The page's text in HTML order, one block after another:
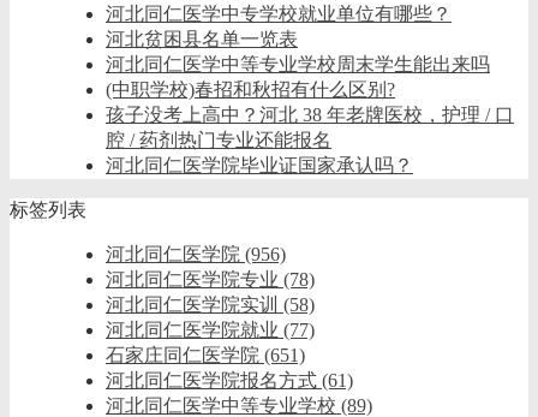
河北同仁医学中专学校就业单位有哪些？
河北贫困县名单一览表
河北同仁医学中等专业学校周末学生能出来吗
(中职学校)春招和秋招有什么区别?
孩子没考上高中？河北 38 年老牌医校，护理 / 口
腔 / 药剂热门专业还能报名
河北同仁医学院毕业证国家承认吗？
标签列表
河北同仁医学院 (956)
河北同仁医学院专业 (78)
河北同仁医学院实训 (58)
河北同仁医学院就业 (77)
石家庄同仁医学院 (651)
河北同仁医学院报名方式 (61)
河北同仁医学中等专业学校 (89)